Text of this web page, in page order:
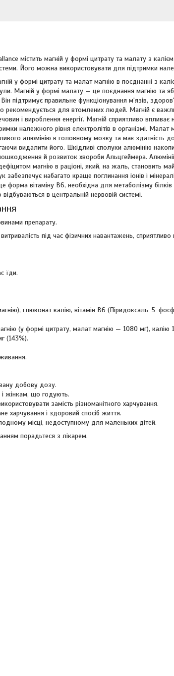
містить магній у формі цитрату та малату з калієм
Його можна використовувати для підтримки
у формі цитрату та малат магнію в поєднанні з
Магній у формі малату — це поєднання магнію та
підтримує правильне функціонування м'язів,
рекомендується для втомлених людей. Магній є
і вироблення енергії. Магній сприятливо
належного рівня електролітів в організмі.
алюмінію в головному мозку та має здатність
видалити його. Шкідливі сполуки алюмінію
й розвиток хвороби Альцгеймера.
магнію в раціоні, який, на жаль, становить
забезпечує набагато краще поглинання іонів і
вітаміну B6, необхідна для метаболізму білків і
відбуваються в центральній нервовій системі.
препарату.
під час фізичних навантажень,
їди.
глюконат калію, вітамін В6 (Піридоксаль-5-
(у формі цитрату, малат магнію — 1080 мг),
(143%).
добову дозу.
і жінкам, що годують.
замість різноманітного харчування.
харчування і здоровий спосіб життя.
місці, недоступному для маленьких дітей.
порадьтеся з лікарем.